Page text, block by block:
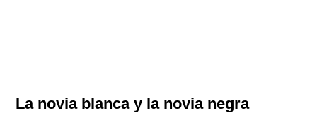
La novia blanca y la novia negra